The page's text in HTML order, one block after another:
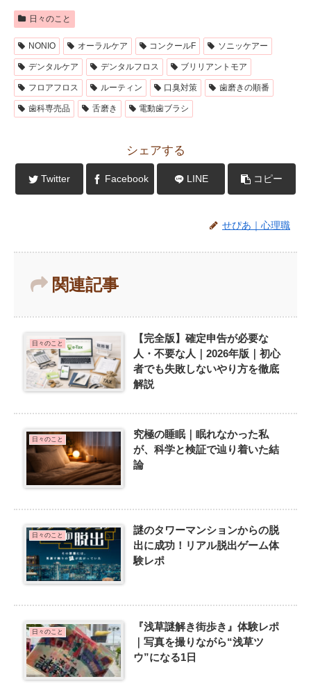
日々のこと
NONIO オーラルケア コンクールF ソニッケアー
デンタルケア デンタルフロス ブリリアントモア
フロアフロス ルーティン 口臭対策 歯磨きの順番
歯科専売品 舌磨き 電動歯ブラシ
シェアする
Twitter Facebook LINE コピー
せぴあ｜心理職
関連記事
日々のこと
【完全版】確定申告が必要な
人・不要な人｜2026年版｜初心
者でも失敗しないやり方を徹底
解説
日々のこと
究極の睡眠｜眠れなかった私
が、科学と検証で辿り着いた結
論
日々のこと
謎のタワーマンションからの脱
出に成功！リアル脱出ゲーム体
験レポ
日々のこと
『浅草謎解き街歩き』体験レポ
｜写真を撮りながら“浅草ツ
ウ”になる1日